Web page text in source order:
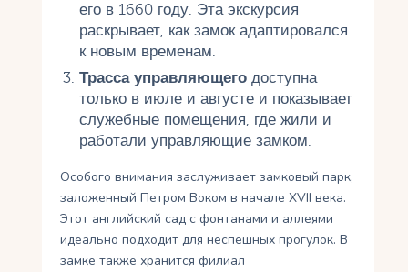
его в 1660 году. Эта экскурсия
раскрывает, как замок адаптировался
к новым временам.
Трасса управляющегодоступна
только в июле и августе и показывает
служебные помещения, где жили и
работали управляющие замком.
Особого внимания заслуживает замковый парк,
заложенный Петром Воком в начале XVII века.
Этот английский сад с фонтанами и аллеями
идеально подходит для неспешных прогулок. В
замке также хранится филиал